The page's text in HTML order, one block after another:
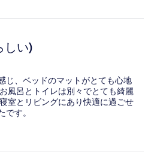
しい)
じ、ベッドのマットがとても心地
風呂とトイレは別々でとても綺麗
室とリビングにあり快適に過ごせ
す。